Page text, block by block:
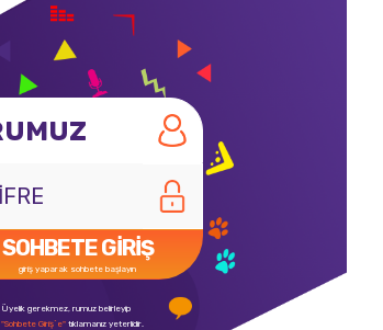
SOHBETE GİRİŞ
giriş yaparak sohbete başlayın
Üyelik gerekmez, rumuz belirleyip
"Sohbete Giriş`e" tıklamanız yeterlidir.